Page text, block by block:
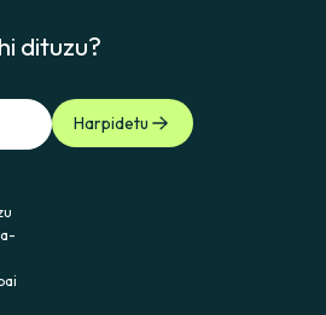
dituzu?
Harpidetu